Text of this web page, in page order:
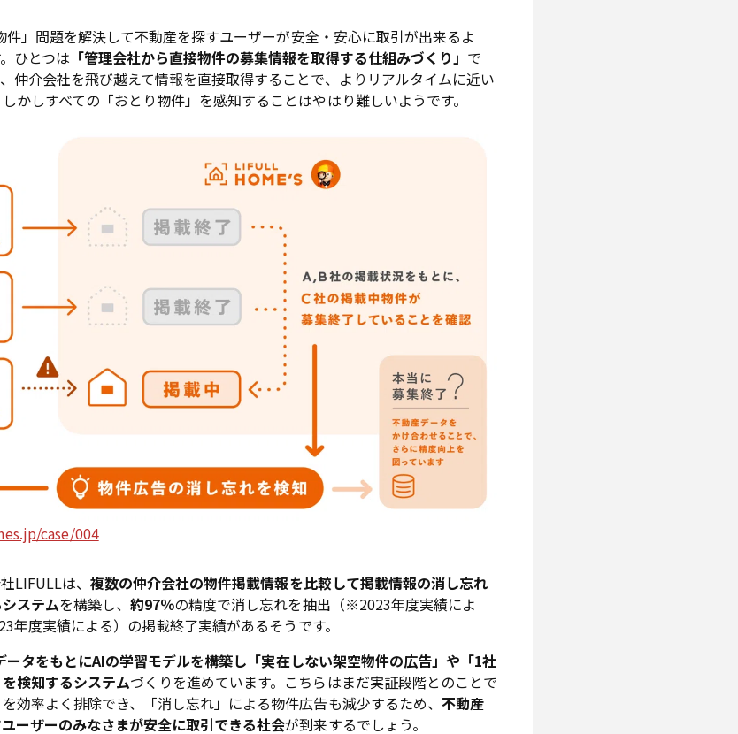
」問題を解決して不動産を探すユーザーが安全・安心に取引が出来るよ
ひとつは 「管理会社から直接物件の募集情報を取得する仕組みづくり」 で
仲介会社を飛び越えて情報を直接取得することで、よりリアルタイムに近い
かしすべての「おとり物件」を感知することはやはり難しいようです。
case/004
LIFULLは、 複数の仲介会社の物件掲載情報を比較して掲載情報の消し忘れ
ステムを構築し、 約97％の精度で消し忘れを抽出（※2023年度実績によ
年度実績による）の掲載終了実績があるそうです。
ータをもとにAIの学習モデルを構築し「実在しない架空物件の広告」や「1社
検知するシステムづくりを進めています。こちらはまだ実証段階とのことで
効率よく排除でき、「消し忘れ」による物件広告も減少するため、 不動産
ーザーのみなさまが安全に取引できる社会が到来するでしょう。